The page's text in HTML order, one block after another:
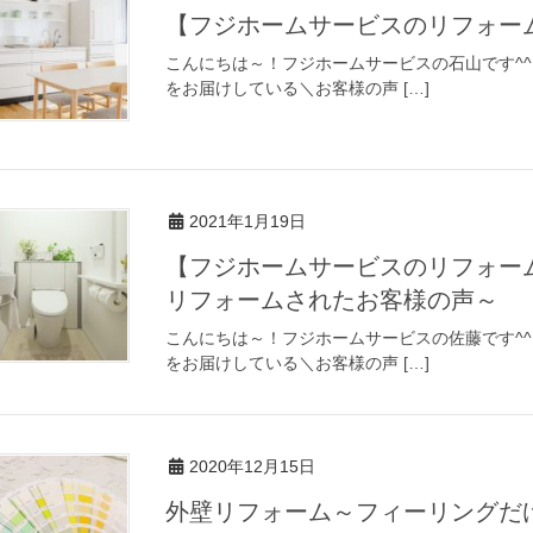
【フジホームサービスのリフォ
こんにちは～！フジホームサービスの石山です
をお届けしている＼お客様の声 […]
2021年1月19日
【フジホームサービスのリフォ
リフォームされたお客様の声～
こんにちは～！フジホームサービスの佐藤です
をお届けしている＼お客様の声 […]
2020年12月15日
外壁リフォーム～フィーリング